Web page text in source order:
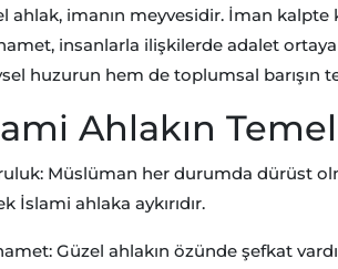
ahlak, imanın meyvesidir. İman
insanlarla ilişkilerde adalet
huzurun hem de toplumsal barışın
Ahlakın
Müslüman her durumda dürüst
İslami ahlaka aykırıdır.
Güzel ahlakın özünde şefkat